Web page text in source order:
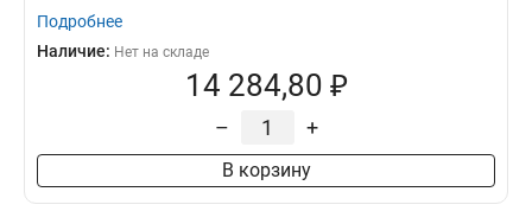
Подробнее
Наличие: Нет на складе
14 284,80 ₽
– +
В корзину